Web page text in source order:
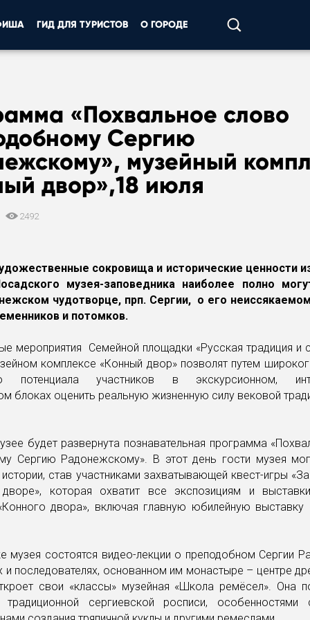
ГИД ДЛЯ ТУРИСТОВ О ГОРОДЕ
«Похвальное слово
Сергию
музейный
двор»,18 июля
2492
сокровища и исторические ценности
музея-заповедника наиболее полно
чудотворце, прп. Сергии, о его
и потомков.
мероприятия Семейной площадки «Русская традиция и
комплексе «Конный двор» позволят путем
потенциала участников в экскурсионном,
блоках оценить реальную жизненную силу вековой
будет развернута познавательная программа
Сергию Радонежскому». В этот день гости музея
став участниками захватывающей квест-игры
которая охватит все экспозициям и
двора», включая главную юбилейную выставку
музея состоятся видео-лекции о преподобном Сергии
и последователях, основанном им монастыре – центре
свои «классы» музейная «Школа ремёсел». Она
традиционной сергиевской росписи, особенностями